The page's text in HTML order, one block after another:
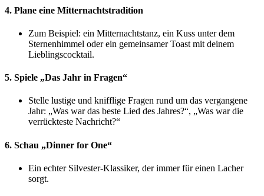
4. Plane eine Mitternachtstradition
Zum Beispiel: ein Mitternachtstanz, ein Kuss unter dem
Sternenhimmel oder ein gemeinsamer Toast mit deinem
Lieblingscocktail.
5. Spiele „Das Jahr in Fragen“
Stelle lustige und knifflige Fragen rund um das vergangene
Jahr: „Was war das beste Lied des Jahres?“, „Was war die
verrückteste Nachricht?“
6. Schau „Dinner for One“
Ein echter Silvester-Klassiker, der immer für einen Lacher
sorgt.